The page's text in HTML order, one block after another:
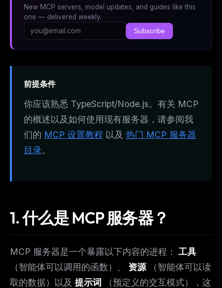
New MCP servers, model updates, and guides like this
one — delivered weekly.
Subscribe
前提条件
你应该熟悉 TypeScript/Node.js。有关 MCP
的概述以及如何使用现有服务器，请参阅我
们的 MCP 设置教程 以及 热门 MCP 服务器
目录。
1. 什么是 MCP 服务器？
MCP 服务器是一个暴露以下内容的进程： 工具
（智能体可以调用的函数）、 资源 （智能体可以读
取的数据）以及 提示词 （预定义的交互模式），这